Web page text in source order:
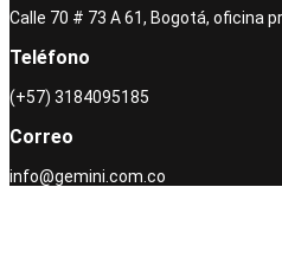
Calle 70 # 73 A 61, Bogotá, oficina
Teléfono
(+57) 3184095185
Correo
info@gemini.com.co